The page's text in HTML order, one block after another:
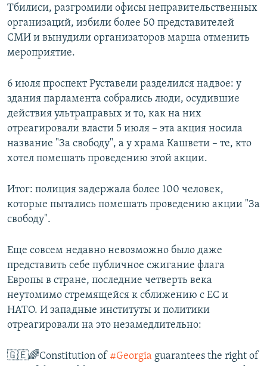
Тбилиси, разгромили офисы неправительственных
организаций, избили более 50 представителей
СМИ и вынудили организаторов марша отменить
мероприятие.
6 июля проспект Руставели разделился надвое: у
здания парламента собрались люди, осудившие
действия ультраправых и то, как на них
отреагировали власти 5 июля – эта акция носила
название "За свободу", а у храма Кашвети – те, кто
хотел помешать проведению этой акции.
Итог: полиция задержала более 100 человек,
которые пытались помешать проведению акции "За
свободу".
Еще совсем недавно невозможно было даже
представить себе публичное сжигание флага
Европы в стране, последние четверть века
неутомимо стремящейся к сближению с ЕС и
НАТО. И западные институты и политики
отреагировали на это незамедлительно:
🇬🇪🌈Constitution of #Georgia guarantees the right of